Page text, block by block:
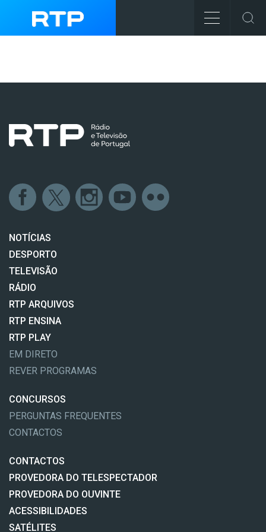
NOTÍCIAS
DESPORTO
TELEVISÃO
RÁDIO
RTP ARQUIVOS
RTP ENSINA
RTP PLAY
EM DIRETO
REVER PROGRAMAS
CONCURSOS
PERGUNTAS FREQUENTES
CONTACTOS
CONTACTOS
PROVEDORA DO TELESPECTADOR
PROVEDORA DO OUVINTE
ACESSIBILIDADES
SATÉLITES